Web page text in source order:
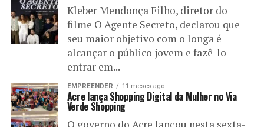
Kleber Mendonça Filho, diretor do
filme O Agente Secreto, declarou que
seu maior objetivo com o longa é
alcançar o público jovem e fazê-lo
entrar em...
EMPREENDER 11 meses ago
Acre lança Shopping Digital da Mulher no Via
Verde Shopping